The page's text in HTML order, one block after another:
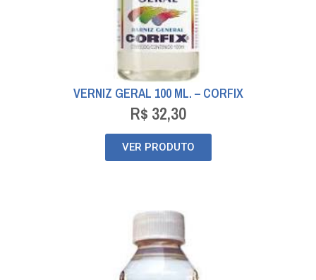
VERNIZ GERAL 100 ML. – CORFIX
R$ 32,30
VER PRODUTO